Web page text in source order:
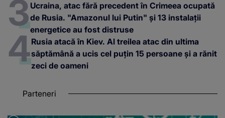
Ucraina, atac fără precedent în Crimeea ocupată
de Rusia. "Amazonul lui Putin" și 13 instalații
energetice au fost distruse
Rusia atacă în Kiev. Al treilea atac din ultima
săptămână a ucis cel puțin 15 persoane și a rănit
zeci de oameni
Parteneri